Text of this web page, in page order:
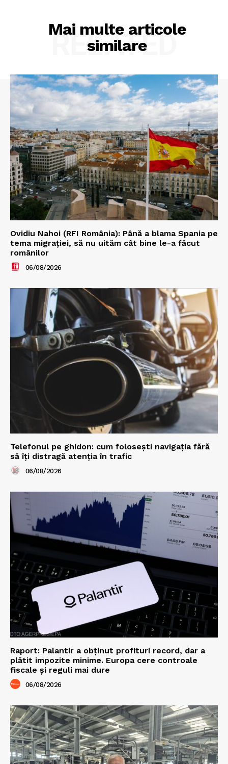
Mai multe articole
similare
RELATED
Ovidiu Nahoi (RFI România): Până a blama Spania pe
tema migrației, să nu uităm cât bine le-a făcut
românilor
06/08/2026
Telefonul pe ghidon: cum folosești navigația fără
să îți distragă atenția în trafic
06/08/2026
Raport: Palantir a obținut profituri record, dar a
plătit impozite minime. Europa cere controale
fiscale și reguli mai dure
06/08/2026